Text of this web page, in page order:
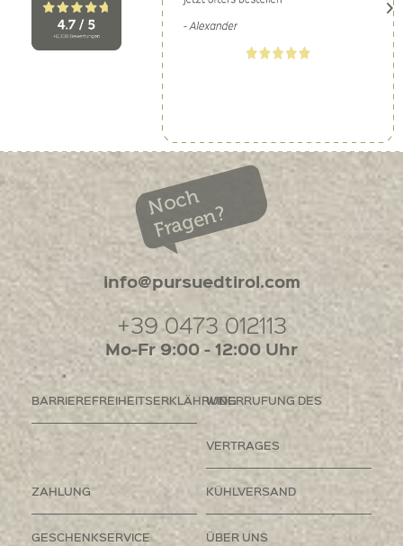
Noch
Fragen?
info@pursuedtirol.com
+39 0473 012113
Mo-Fr 9:00 - 12:00 Uhr
BARRIEREFREIHEITSERKLÄHRUNGWIDERRUFUNG DES
VERTRAGES
ZAHLUNG KÜHLVERSAND
GESCHENKSERVICE ÜBER UNS